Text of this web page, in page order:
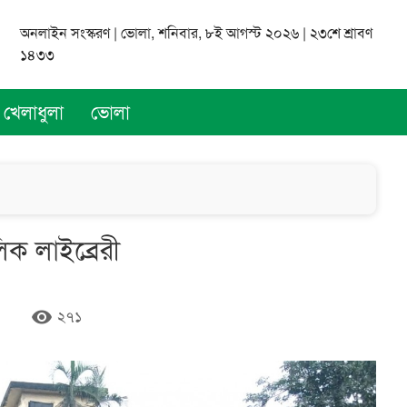
অনলাইন সংস্করণ | ভোলা, শনিবার, ৮ই আগস্ট ২০২৬ | ২৩শে শ্রাবণ
১৪৩৩
খেলাধুলা ভোলা
লাইব্রেরী
remove_red_eye ২৭১